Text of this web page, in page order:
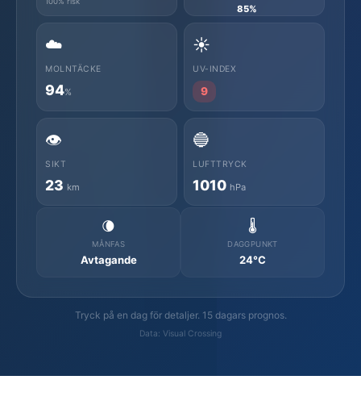
85%
☁️
MOLNTÄCKE
94%
☀️
UV-INDEX
9
👁️
SIKT
23 km
🔵
LUFTTRYCK
1010 hPa
🌘
MÅNFAS
Avtagande
🌡️
DAGGPUNKT
24°C
Tryck på en dag för detaljer. 15 dagars prognos.
Data: Visual Crossing